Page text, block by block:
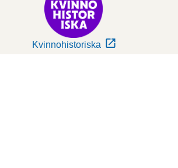
Kvinnohistoriska